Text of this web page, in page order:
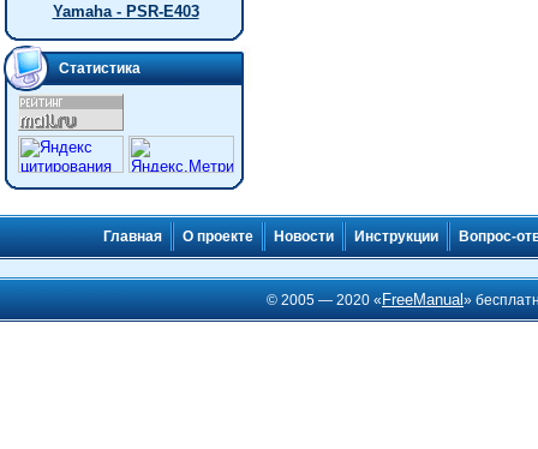
Yamaha - PSR-E403
Статистика
Главная О проекте Новости Инструкции Вопрос-
© 2005 — 2020 « FreeManual»